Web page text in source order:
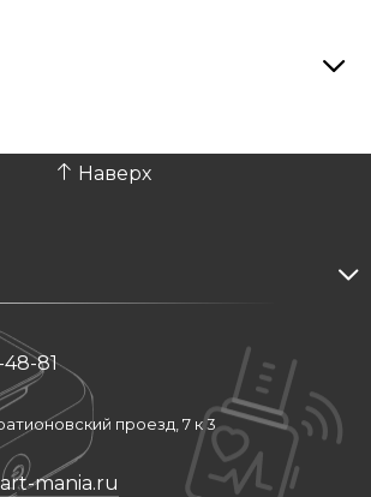
Наверх
81
проезд, 7 к 3
mania.ru